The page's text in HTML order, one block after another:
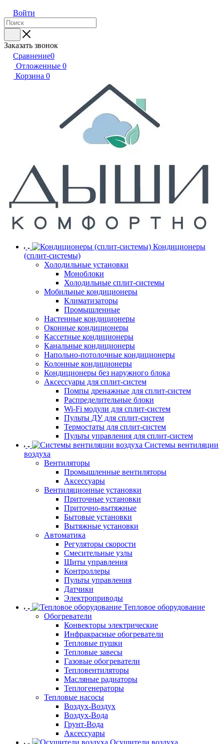
Войти
Заказать звонок
Сравнение0
Отложенные 0
Корзина 0
Кондиционеры
(сплит-системы)
Холодильные установки
Моноблоки
Холодильные сплит-системы
Мобильные кондиционеры
Климатизаторы
Промышленные
Настенные кондиционеры
Оконные кондиционеры
Кассетные кондиционеры
Канальные кондиционеры
Напольно-потолочные кондиционеры
Колонные кондиционеры
Кондиционеры без наружного блока
Аксессуары для сплит-систем
Помпы дренажные для сплит-систем
Распределительные блоки
Wi-Fi модули для сплит-систем
Пульты ДУ для сплит-систем
Термостаты для сплит-систем
Пульты управления для сплит-систем
Системы вентиляции
воздуха
Вентиляторы
Промышленные вентиляторы
Аксессуары
Вентиляционные установки
Приточные установки
Приточно-вытяжные
Бытовые установки
Вытяжные установки
Автоматика
Регуляторы скорости
Смесительные узлы
Щиты управления
Контроллеры
Пульты управления
Датчики
Электроприводы
Тепловое оборудование
Обогреватели
Конвекторы электрические
Инфракрасные обогреватели
Тепловые пушки
Тепловые завесы
Газовые обогреватели
Тепловентиляторы
Масляные радиаторы
Теплогенераторы
Тепловые насосы
Воздух-Воздух
Воздух-Вода
Грунт-Вода
Аксессуары
Осушители воздуха